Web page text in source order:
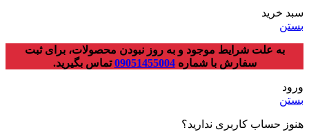
سبد خرید
بستن
به علت شرایط موجود و به روز نبودن محصولات، برای ثبت
سفارش با شماره09051455004تماس بگیرید.
ورود
بستن
هنوز حساب کاربری ندارید؟